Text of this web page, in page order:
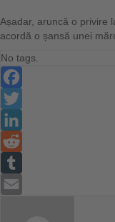
Așadar, aruncă o privire
acordă o șansă unei
No tags.
Facebook
Twitter
LinkedIn
Reddit
Tumblr